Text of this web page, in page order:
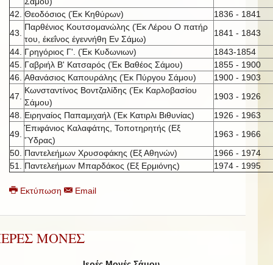
42. Θεοδόσιος (Έκ Κηθύρων)
1836 - 1841
43.
Παρθένιος Κουτσομανώλης (Έκ Λέρου Ο πατήρ
του, έκεΐνος έγεννήθη Εν Σάμω)
1841 - 1843
44. Γρηγόριος Γ'. (Έκ Κυδωνιων)
1843-1854
45. Γαβριήλ Β' Κατσαρός (Έκ Βαθέος Σάμου)
1855 - 1900
46. Αθανάσιος Καπουράλης (Έκ Πύργου Σάμου)
1900 - 1903
47.
Κωνσταντίνος Βοντζαλίδης (Έκ Καρλοβασίου
Σάμου)
1903 - 1926
48.
Ειρηναίος Παπαμιχαήλ (Έκ Κατιρλι Βιθυνίας)
1926 - 1963
49.
Έπιφάνιος Καλαφάτης, Τοποτηρητής (Εξ
'Ύδρας)
1963 - 1966
50. Παντελεήμων Χρυσοφάκης (Εξ Αθηνών)
1966 - 1974
51.
Παντελεήμων Μπαρδάκος (Εξ Ερμιόνης) 1974 - 1995
Εκτύπωση Email
ΜΟΝΕΣ